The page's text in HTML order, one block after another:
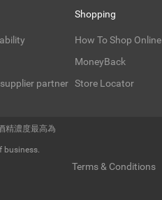
partner
Shopping
How To Shop Online
MoneyBack
Store Locator
精濃度最高為
business.
Terms & Conditions